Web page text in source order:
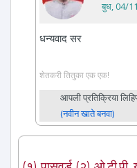
बुध, 04/
धन्यवाद सर
शेतकरी तितुका एक एक!
आपली प्रतिक्रिया
(नवीन खाते बनवा)